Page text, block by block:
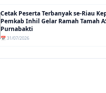
Cetak Peserta Terbanyak se-Riau
Pemkab Inhil Gelar Ramah Tamah
Purnabakti
📅 31/07/2026